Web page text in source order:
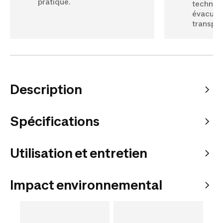
Description
Spécifications
Utilisation et entretien
Impact environnemental